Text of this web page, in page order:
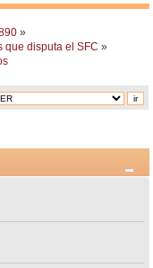
»
que disputa el SFC »